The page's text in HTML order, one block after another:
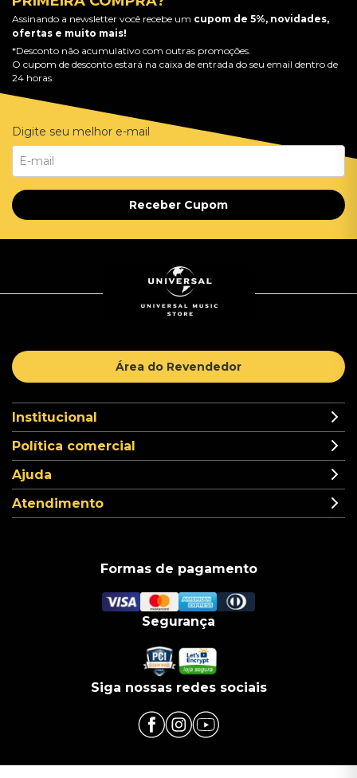
Assinando a newsletter você recebe um cupom de 5%, novidades,
ofertas e muito mais!
*Desconto não acumulativo com outras promoções.
O cupom de desconto estará na caixa de entrada do seu email dentro de
24 horas.
Digite seu melhor e-mail
Receber Cupom
Área do Revendedor
Institucional
Política comercial
Ajuda
Atendimento
Formas de pagamento
Segurança
Siga nossas redes sociais